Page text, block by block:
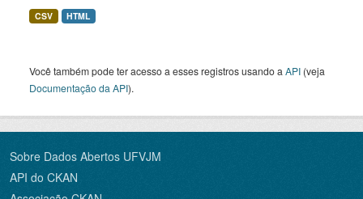
CSV HTML
Você também pode ter acesso a esses registros usando a API (veja
Documentação da API).
Sobre Dados Abertos UFVJM
API do CKAN